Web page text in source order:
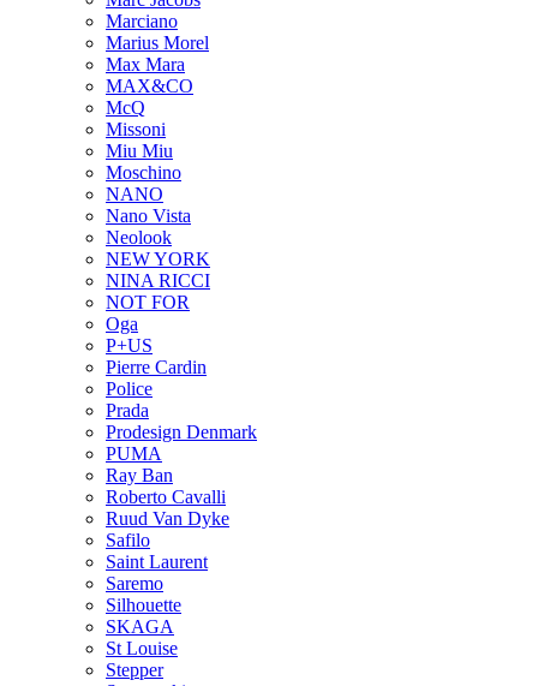
Marciano
Marius Morel
Max Mara
MAX&CO
McQ
Missoni
Miu Miu
Moschino
NANO
Nano Vista
Neolook
NEW YORK
NINA RICCI
NOT FOR
Oga
P+US
Pierre Cardin
Police
Prada
Prodesign Denmark
PUMA
Ray Ban
Roberto Cavalli
Ruud Van Dyke
Safilo
Saint Laurent
Saremo
Silhouette
SKAGA
St Louise
Stepper